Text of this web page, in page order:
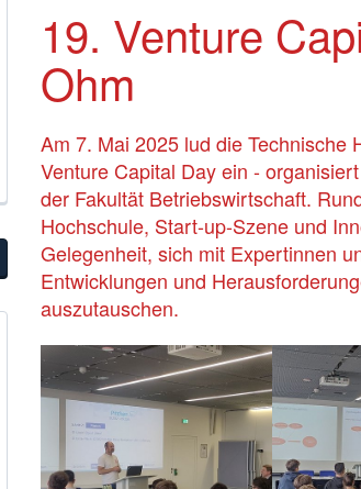
19. Venture
Ohm
Am 7. Mai 2025 lud die Technische
Venture Capital Day ein -
der Fakultät Betriebswirtschaft.
Hochschule, Start-up-Szene und
Gelegenheit, sich mit Expertinnen
Entwicklungen und
auszutauschen.